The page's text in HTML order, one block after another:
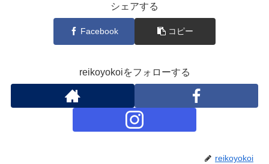
シェアする
Facebook コピー
reikoyokoiをフォローする
reikoyokoi